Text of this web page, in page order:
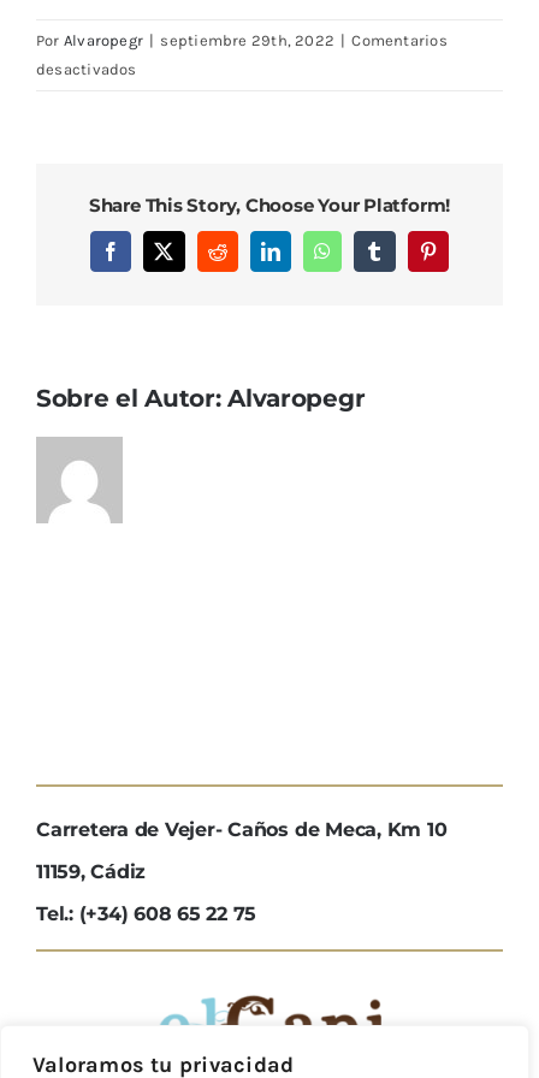
Valoramos tu privacidad
Por Alvaropegr | septiembre 29th, 2022 | Comentarios
desactivados
Share This Story, Choose Your Platform!
Facebook
X RedditLinkedInWhatsAppTumblrPinterest
Sobre el Autor:Alvaropegr
Carretera de Vejer- Caños de Meca, Km 10
11159, Cádiz
Tel.: (+34) 608 65 22 75